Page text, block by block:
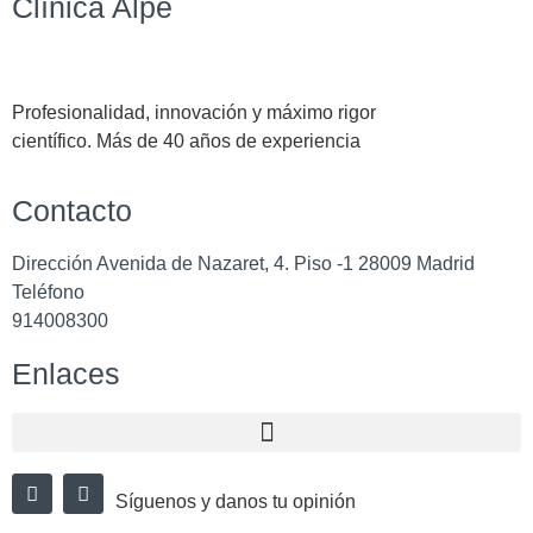
Clínica Alpe
Profesionalidad, innovación y máximo rigor
científico. Más de 40 años de experiencia
Contacto
Dirección Avenida de Nazaret, 4. Piso -1 28009 Madrid
Teléfono
914008300
Enlaces
Síguenos y danos tu opinión